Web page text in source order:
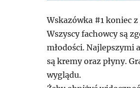
Wskazówka #1 koniec
Wszyscy fachowcy są
młodości. Najlepszymi
są kremy oraz płyny.
wyglądu.